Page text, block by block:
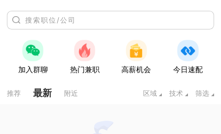
加入群聊 热门兼职 高薪机会 今日速配
推荐 最新 附近 区域 技术 筛选